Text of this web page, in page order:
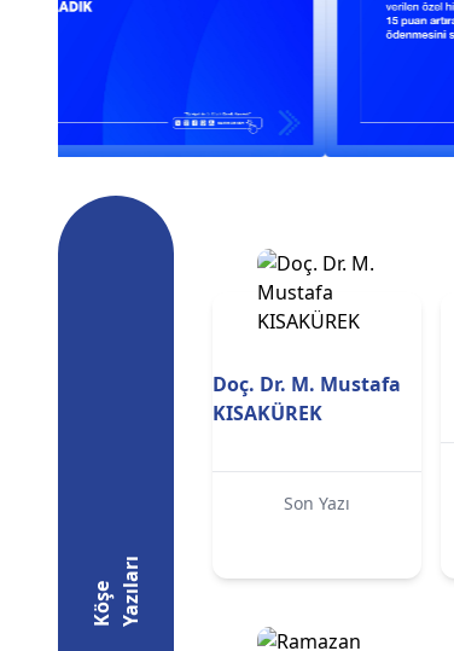
K
ö
ş
e
Y
a
z
ı
l
a
rı
Doç. Dr. M. Mustafa
KISAKÜREK
Son Yazı